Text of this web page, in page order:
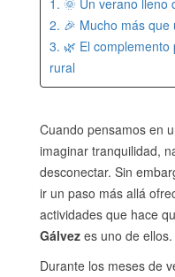
1. 🌞 Un verano lleno
2. 🎉 Mucho más
3. 🌿 El
rural
Cuando pensamos en
imaginar tranquilidad,
desconectar. Sin
ir un paso más allá
actividades que hace
Gálvez es uno de ellos.
Durante los meses de